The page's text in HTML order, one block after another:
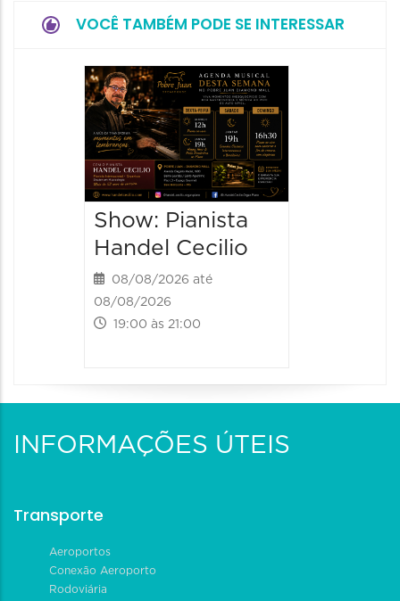
VOCÊ TAMBÉM PODE SE INTERESSAR
Show: Pianista
Handel Cecilio
08/08/2026 até
08/08/2026
19:00 às 21:00
INFORMAÇÕES ÚTEIS
Transporte
Aeroportos
Conexão Aeroporto
Rodoviária